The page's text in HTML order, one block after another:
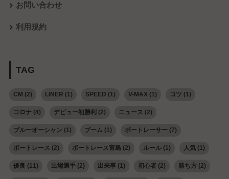
お問い合わせ
利用規約
TAG
CM (2) LINER (1) SPEED (1) V-MAX(1) コツ (1)
コロナ(4) デビュー初勝利 (2) ニュース (2)
ブルーオーシャン (1) ブーム(1) ボートレーサー (7)
ボートレース (2) ボートレース宮島 (2) ルール(1) 人気(1)
優良 (11) 出場選手(2) 出来事(1) 初心者(2) 勝ち方(2)